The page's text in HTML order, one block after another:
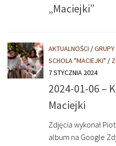
„Maciejki”
AKTUALNOŚCI /
SCHOLA "MACIEJKI" /
7 STYCZNIA 2024
2024-01-06 –
Maciejki
Zdjęcia wykonał
album na Google